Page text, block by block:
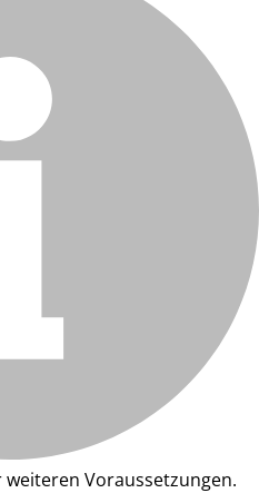
Voraussetzungen.